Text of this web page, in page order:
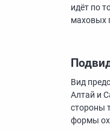
идёт по
маховых
Вид
Алтай и
стороны
формы